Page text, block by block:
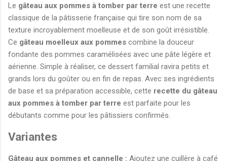
Le gâteau aux pommes à tomber par terre est une recette
classique de la pâtisserie française qui tire son nom de sa
texture incroyablement moelleuse et de son goût irrésistible.
Ce gâteau moelleux aux pommes combine la douceur
fondante des pommes caramélisées avec une pâte légère et
aérienne. Simple à réaliser, ce dessert familial ravira petits et
grands lors du goûter ou en fin de repas. Avec ses ingrédients
de base et sa préparation accessible, cette recette du gâteau
aux pommes à tomber par terre est parfaite pour les
débutants comme pour les pâtissiers confirmés.
Variantes
Gâteau aux pommes et cannelle : Ajoutez une cuillère à café